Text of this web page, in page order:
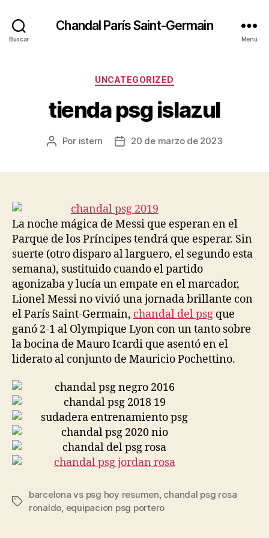
Buscar
Chandal París Saint-Germain
Menú
Categorías
UNCATEGORIZED
tienda psg islazul
Autor
Por istern
Fecha20 de marzo de 2023
La noche mágica de Messi que esperan en el
Parque de los Príncipes tendrá que esperar. Sin
suerte (otro disparo al larguero, el segundo esta
semana), sustituido cuando el partido
agonizaba y lucía un empate en el marcador,
Lionel Messi no vivió una jornada brillante con
el París Saint-Germain, chandal del psg que
ganó 2-1 al Olympique Lyon con un tanto sobre
la bocina de Mauro Icardi que asentó en el
liderato al conjunto de Mauricio Pochettino.
Etiquetas
barcelona vs psg hoy resumen, chandal psg rosa
ronaldo, equipacion psg portero